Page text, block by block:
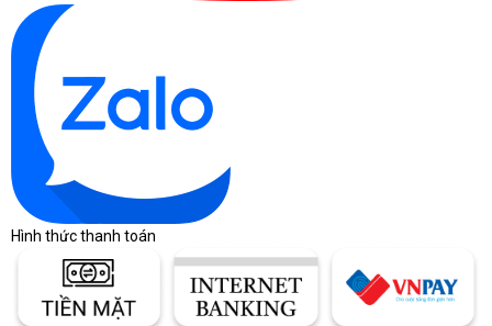
Hình thức thanh toán